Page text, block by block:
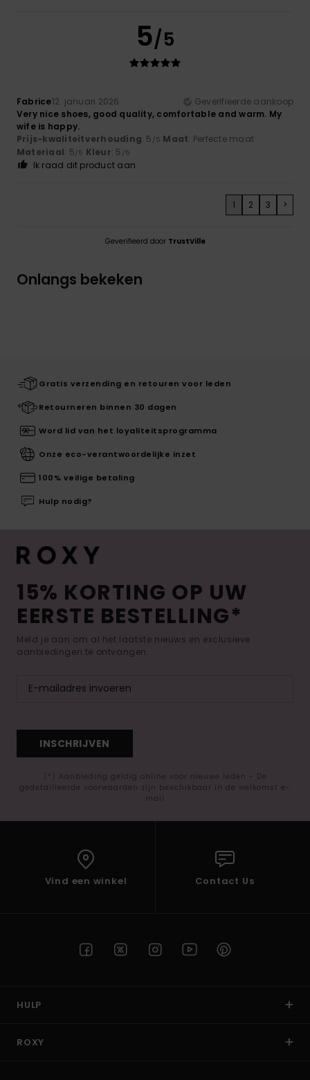
5/5
Fabrice12. januari 2026
Geverifieerde aankoop
Very nice shoes, good quality, comfortable and warm. My
wife is happy.
Prijs-kwaliteitverhouding: 5 /5 Maat: Perfecte maat
Materiaal: 5/5 Kleur: 5 /5
Ik raad dit product aan
1 2 3 >
Geverifieerd door TrustVille
Onlangs bekeken
Gratis verzending en retouren voor leden
Retourneren binnen 30 dagen
Word lid van het loyaliteitsprogramma
Onze eco-verantwoordelijke inzet
100% veilige betaling
Hulp nodig?
15% KORTING OP UW
EERSTE BESTELLING*
Meld je aan om al het laatste nieuws en exclusieve
aanbiedingen te ontvangen.
INSCHRIJVEN
(*) Aanbieding geldig online voor nieuwe leden - De
gedetailleerde voorwaarden zijn beschikbaar in de welkomst e-
mail
Vind een winkel Contact Us
HULP
ROXY